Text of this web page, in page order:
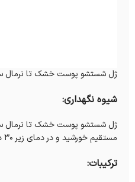
ژل شستشو پوست خشک تا نرمال
شیوه نگهداری:
ژل شستشو پوست خشک تا نرمال
مستقیم خورشید و در دمای زیر 30 درجه سانتی گراد نگهداری کنید.
ترکیبات: